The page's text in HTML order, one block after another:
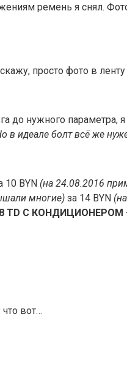
ремень я снял.
просто фото в ленту
до нужного
в идеале болт всё же
10 BYN (на 24.08.2016
многие) за 14 BYN
TD С КОНДИЦИОНЕРОМ
вот…